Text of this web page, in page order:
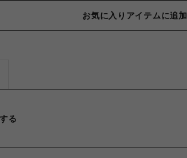
お気に入りアイテムに追加
る